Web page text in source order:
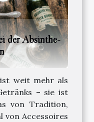
der Absinthe-
weit mehr als
– sie ist
von Tradition,
von Accessoires